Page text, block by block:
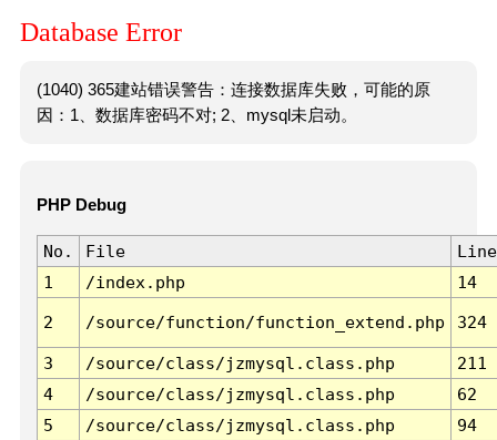
Database Error
(1040) 365建站错误警告：连接数据库失败，可能的原
因：1、数据库密码不对; 2、mysql未启动。
PHP Debug
No. File
Line
1
/index.php 14
2 /source/function/function_extend.php 324
3 /source/class/jzmysql.class.php
211
4
/source/class/jzmysql.class.php
62
5
/source/class/jzmysql.class.php
94